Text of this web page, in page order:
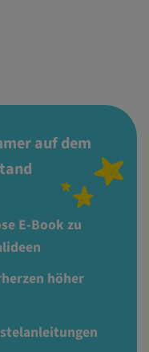
auf dem
E-Book zu
höher